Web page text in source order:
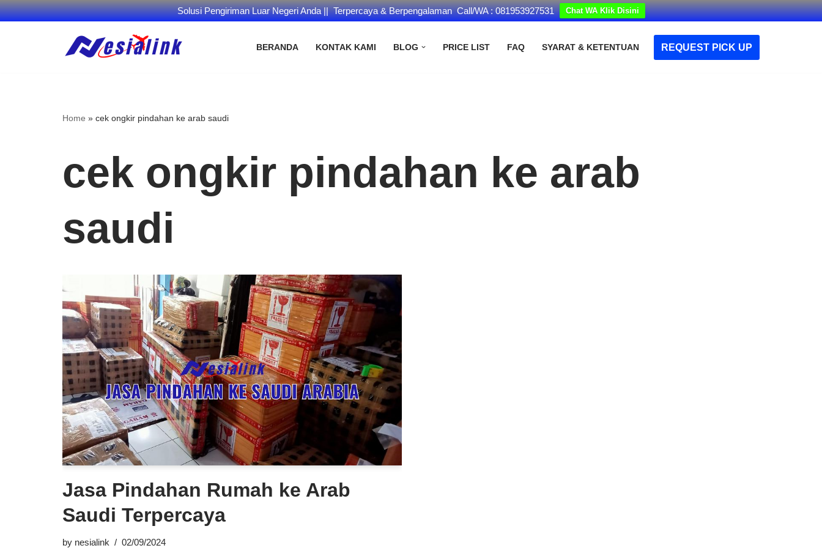
Solusi Pengiriman Luar Negeri Anda || Terpercaya & Berpengalaman Call/WA : 081953927531 Chat WA Klik Disini
BERANDA KONTAK KAMI BLOG PRICE LIST FAQ SYARAT & KETENTUAN REQUEST PICK UP
Home » cek ongkir pindahan ke arab saudi
cek ongkir pindahan ke arab
saudi
Jasa Pindahan Rumah ke Arab
Saudi Terpercaya
by nesialink 02/09/2024